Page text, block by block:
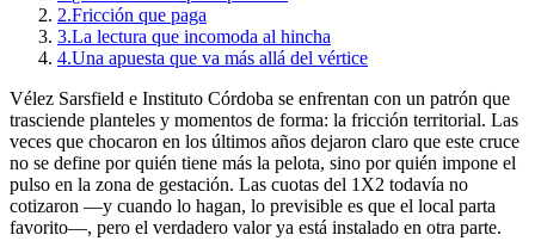
2.Fricción que paga
3.La lectura que incomoda al hincha
4.Una apuesta que va más allá del vértice
Vélez Sarsfield e Instituto Córdoba se enfrentan con un patrón que
trasciende planteles y momentos de forma: la fricción territorial. Las
veces que chocaron en los últimos años dejaron claro que este cruce
no se define por quién tiene más la pelota, sino por quién impone el
pulso en la zona de gestación. Las cuotas del 1X2 todavía no
cotizaron —y cuando lo hagan, lo previsible es que el local parta
favorito—, pero el verdadero valor ya está instalado en otra parte.